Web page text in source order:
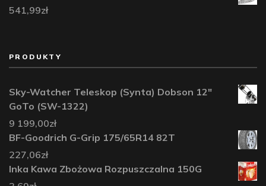
541,99zł
PRODUKTY
Sky-Watcher Teleskop (Synta) Dobson 12"
GoTo (SW-1322)
9 199,00zł
BF-Goodrich G-Grip 175/65R14 82T
227,06zł
Inka Kawa Zbożowa Rozpuszczalna 150G